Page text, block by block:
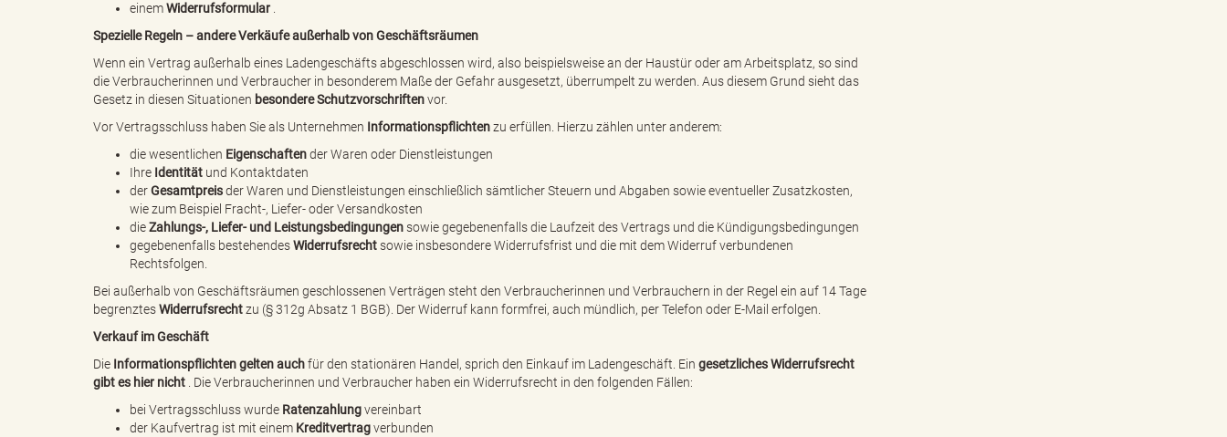
e
i
k
einemWiderrufsformular .
Spezielle Regeln – andere Verkäufe außerhalb von Geschäftsräumen
Wenn ein Vertrag außerhalb eines Ladengeschäfts abgeschlossen wird, also beispielsweise an der Haustür oder am Arbeitsplatz, so sind
die Verbraucherinnen und Verbraucher in besonderem Maße der Gefahr ausgesetzt, überrumpelt zu werden. Aus diesem Grund sieht das
Gesetz in diesen Situationen besondere Schutzvorschriftenvor.
Vor Vertragsschluss haben Sie als Unternehmen Informationspflichtenzu erfüllen. Hierzu zählen unter anderem:
die wesentlichen Eigenschaftender Waren oder Dienstleistungen
Ihre Identität und Kontaktdaten
derGesamtpreisder Waren und Dienstleistungen einschließlich sämtlicher Steuern und Abgaben sowie eventueller Zusatzkosten,
wie zum Beispiel Fracht-, Liefer- oder Versandkosten
dieZahlungs-, Liefer- und Leistungsbedingungensowie gegebenenfalls die Laufzeit des Vertrags und die Kündigungsbedingungen
gegebenenfalls bestehendesWiderrufsrechtsowie insbesondere Widerrufsfrist und die mit dem Widerruf verbundenen
Rechtsfolgen.
Bei außerhalb von Geschäftsräumen geschlossenen Verträgen steht den Verbraucherinnen und Verbrauchern in der Regel ein auf 14 Tage
begrenztesWiderrufsrechtzu (§ 312g Absatz 1 BGB). Der Widerruf kann formfrei, auch mündlich, per Telefon oder E-Mail erfolgen.
Verkauf im Geschäft
Die Informationspflichten gelten auchfür den stationären Handel, sprich den Einkauf im Ladengeschäft. Ein gesetzliches Widerrufsrecht
gibt es hier nicht . Die Verbraucherinnen und Verbraucher haben ein Widerrufsrecht in den folgenden Fällen:
bei Vertragsschluss wurde Ratenzahlungvereinbart
der Kaufvertrag ist mit einem Kreditvertragverbunden